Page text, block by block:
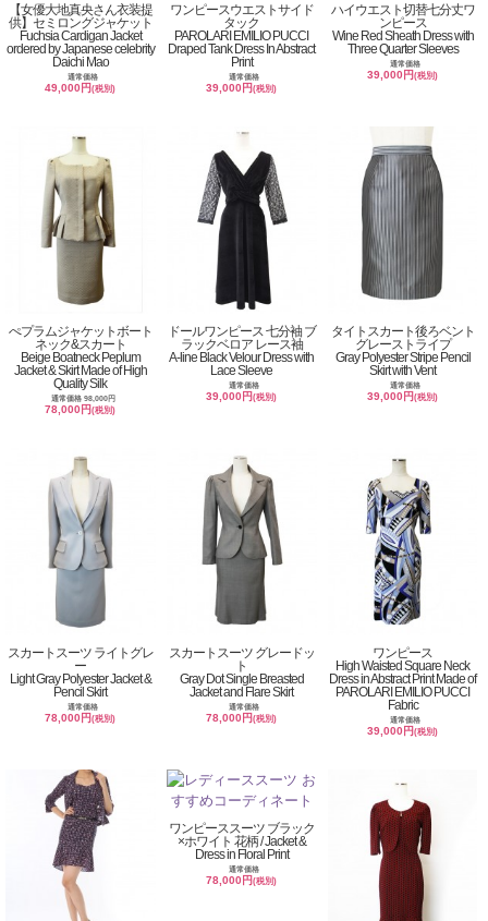
【女優大地真央さん衣装提
供】セミロングジャケット
Fuchsia Cardigan Jacket
ordered by Japanese celebrity
Daichi Mao
通常価格
49,000円(税別)
ワンピースウエストサイド
タック
PAROLARI EMILIO PUCCI
Draped Tank Dress In Abstract
Print
通常価格
39,000円(税別)
ハイウエスト切替七分丈ワ
ンピース
Wine Red Sheath Dress with
Three Quarter Sleeves
通常価格
39,000円(税別)
ぺプラムジャケットボート
ネック&スカート
Beige Boatneck Peplum
Jacket & Skirt Made of High
Quality Silk
通常価格 98,000円
78,000円(税別)
ドールワンピース 七分袖 ブ
ラックベロア レース袖
A-line Black Velour Dress with
Lace Sleeve
通常価格
39,000円(税別)
タイトスカート後ろベント
グレーストライプ
Gray Polyester Stripe Pencil
Skirt with Vent
通常価格
39,000円(税別)
スカートスーツ ライトグレ
ー
Light Gray Polyester Jacket &
Pencil Skirt
通常価格
78,000円(税別)
スカートスーツ グレードッ
ト
Gray Dot Single Breasted
Jacket and Flare Skirt
通常価格
78,000円(税別)
ワンピース
High Waisted Square Neck
Dress in Abstract Print Made of
PAROLARI EMILIO PUCCI
Fabric
通常価格
39,000円(税別)
ワンピーススーツ ブラック
×ホワイト 花柄 / Jacket &
Dress in Floral Print
通常価格
78,000円(税別)